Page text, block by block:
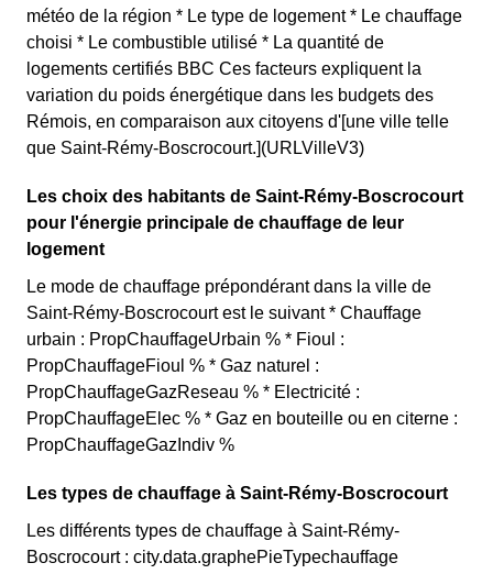
météo de la région * Le type de logement * Le chauffage
choisi * Le combustible utilisé * La quantité de
logements certifiés BBC Ces facteurs expliquent la
variation du poids énergétique dans les budgets des
Rémois, en comparaison aux citoyens d'[une ville telle
que Saint-Rémy-Boscrocourt.](URLVilleV3)
Les choix des habitants de Saint-Rémy-Boscrocourt
pour l'énergie principale de chauffage de leur
logement
Le mode de chauffage prépondérant dans la ville de
Saint-Rémy-Boscrocourt est le suivant * Chauffage
urbain : PropChauffageUrbain % * Fioul :
PropChauffageFioul % * Gaz naturel :
PropChauffageGazReseau % * Electricité :
PropChauffageElec % * Gaz en bouteille ou en citerne :
PropChauffageGazIndiv %
Les types de chauffage à Saint-Rémy-Boscrocourt
Les différents types de chauffage à Saint-Rémy-
Boscrocourt : city.data.graphePieTypechauffage